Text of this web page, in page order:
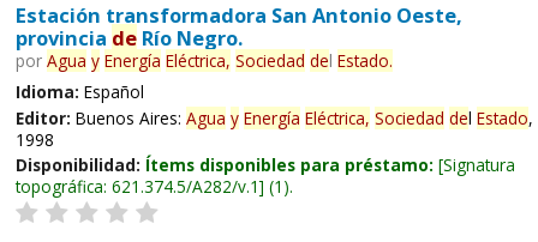
Estación transformadora San Antonio Oeste,
provincia deRío Negro.
por Agua y Energía Eléctrica, Sociedad del Estado.
Idioma: Español
Editor: Buenos Aires: Agua y Energía Eléctrica, Sociedad del Estado,
1998
Disponibilidad: Ítems disponibles para préstamo: Signatura
topográfica: 621.374.5/A282/v.1 (1).